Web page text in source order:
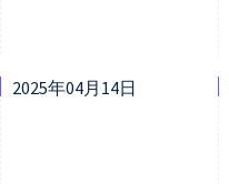
2025年04月14日